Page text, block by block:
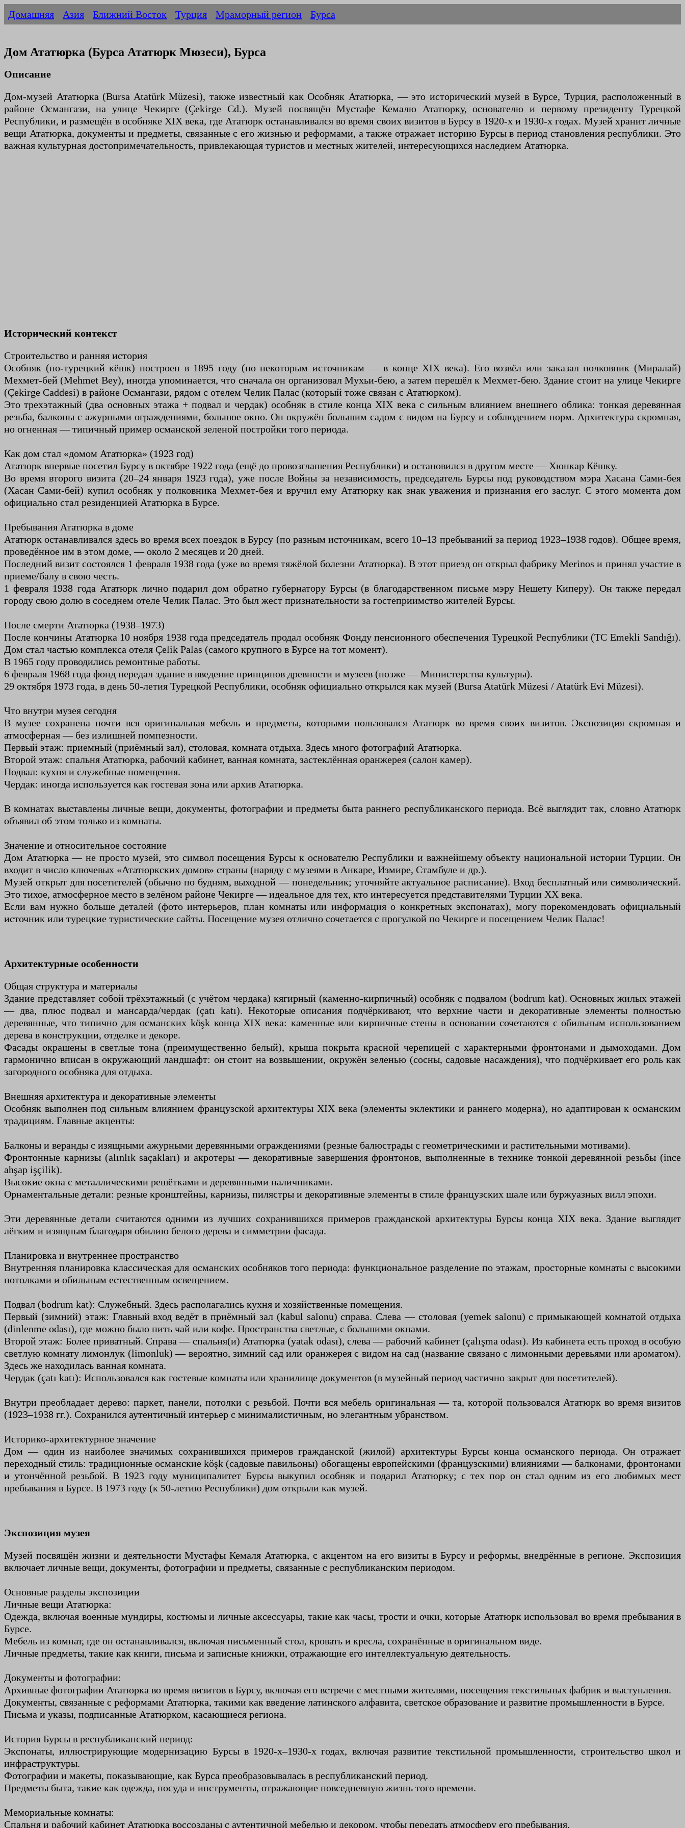
Домашняя Азия Ближний Восток Турция Мраморный регион Бурса
Дом Ататюрка (Бурса Ататюрк Мюзеси), Бурса
Описание
Дом-музей Ататюрка (Bursa Atatürk Müzesi), также известный как Особняк Ататюрка, — это исторический музей в Бурсе, Турция, расположенный в
районе Османгази, на улице Чекирге (Çekirge Cd.). Музей посвящён Мустафе Кемалю Ататюрку, основателю и первому президенту Турецкой
Республики, и размещён в особняке XIX века, где Ататюрк останавливался во время своих визитов в Бурсу в 1920-х и 1930-х годах. Музей хранит личные
вещи Ататюрка, документы и предметы, связанные с его жизнью и реформами, а также отражает историю Бурсы в период становления республики. Это
важная культурная достопримечательность, привлекающая туристов и местных жителей, интересующихся наследием Ататюрка.
Исторический контекст
Строительство и ранняя история
Особняк (по-турецкий кёшк) построен в 1895 году (по некоторым источникам — в конце XIX века). Его возвёл или заказал полковник (Миралай)
Мехмет-бей (Mehmet Bey), иногда упоминается, что сначала он организовал Мухьи-бею, а затем перешёл к Мехмет-бею. Здание стоит на улице Чекирге
(Çekirge Caddesi) в районе Османгази, рядом с отелем Челик Палас (который тоже связан с Ататюрком).
Это трехэтажный (два основных этажа + подвал и чердак) особняк в стиле конца XIX века с сильным влиянием внешнего облика: тонкая деревянная
резьба, балконы с ажурными ограждениями, большое окно. Он окружён большим садом с видом на Бурсу и соблюдением норм. Архитектура скромная,
но огненная — типичный пример османской зеленой постройки того периода.
Как дом стал «домом Ататюрка» (1923 год)
Ататюрк впервые посетил Бурсу в октябре 1922 года (ещё до провозглашения Республики) и остановился в другом месте — Хюнкар Кёшку.
Во время второго визита (20–24 января 1923 года), уже после Войны за независимость, председатель Бурсы под руководством мэра Хасана Сами-бея
(Хасан Сами-бей) купил особняк у полковника Мехмет-бея и вручил ему Ататюрку как знак уважения и признания его заслуг. С этого момента дом
официально стал резиденцией Ататюрка в Бурсе.
Пребывания Ататюрка в доме
Ататюрк останавливался здесь во время всех поездок в Бурсу (по разным источникам, всего 10–13 пребываний за период 1923–1938 годов). Общее время,
проведённое им в этом доме, — около 2 месяцев и 20 дней.
Последний визит состоялся 1 февраля 1938 года (уже во время тяжёлой болезни Ататюрка). В этот приезд он открыл фабрику Merinos и принял участие в
приеме/балу в свою честь.
1 февраля 1938 года Ататюрк лично подарил дом обратно губернатору Бурсы (в благодарственном письме мэру Нешету Киперу). Он также передал
городу свою долю в соседнем отеле Челик Палас. Это был жест признательности за гостеприимство жителей Бурсы.
После смерти Ататюрка (1938–1973)
После кончины Ататюрка 10 ноября 1938 года председатель продал особняк Фонду пенсионного обеспечения Турецкой Республики (TC Emekli Sandığı).
Дом стал частью комплекса отеля Çelik Palas (самого крупного в Бурсе на тот момент).
В 1965 году проводились ремонтные работы.
6 февраля 1968 года фонд передал здание в введение принципов древности и музеев (позже — Министерства культуры).
29 октября 1973 года, в день 50-летия Турецкой Республики, особняк официально открылся как музей (Bursa Atatürk Müzesi / Atatürk Evi Müzesi).
Что внутри музея сегодня
В музее сохранена почти вся оригинальная мебель и предметы, которыми пользовался Ататюрк во время своих визитов. Экспозиция скромная и
атмосферная — без излишней помпезности.
Первый этаж: приемный (приёмный зал), столовая, комната отдыха. Здесь много фотографий Ататюрка.
Второй этаж: спальня Ататюрка, рабочий кабинет, ванная комната, застеклённая оранжерея (салон камер).
Подвал: кухня и служебные помещения.
Чердак: иногда используется как гостевая зона или архив Ататюрка.
В комнатах выставлены личные вещи, документы, фотографии и предметы быта раннего республиканского периода. Всё выглядит так, словно Ататюрк
объявил об этом только из комнаты.
Значение и относительное состояние
Дом Ататюрка — не просто музей, это символ посещения Бурсы к основателю Республики и важнейшему объекту национальной истории Турции. Он
входит в число ключевых «Ататюркских домов» страны (наряду с музеями в Анкаре, Измире, Стамбуле и др.).
Музей открыт для посетителей (обычно по будням, выходной — понедельник; уточняйте актуальное расписание). Вход бесплатный или символический.
Это тихое, атмосферное место в зелёном районе Чекирге — идеальное для тех, кто интересуется представителями Турции XX века.
Если вам нужно больше деталей (фото интерьеров, план комнаты или информация о конкретных экспонатах), могу порекомендовать официальный
источник или турецкие туристические сайты. Посещение музея отлично сочетается с прогулкой по Чекирге и посещением Челик Палас!
Архитектурные особенности
Общая структура и материалы
Здание представляет собой трёхэтажный (с учётом чердака) кягирный (каменно-кирпичный) особняк с подвалом (bodrum kat). Основных жилых этажей
— два, плюс подвал и мансарда/чердак (çatı katı). Некоторые описания подчёркивают, что верхние части и декоративные элементы полностью
деревянные, что типично для османских köşk конца XIX века: каменные или кирпичные стены в основании сочетаются с обильным использованием
дерева в конструкции, отделке и декоре.
Фасады окрашены в светлые тона (преимущественно белый), крыша покрыта красной черепицей с характерными фронтонами и дымоходами. Дом
гармонично вписан в окружающий ландшафт: он стоит на возвышении, окружён зеленью (сосны, садовые насаждения), что подчёркивает его роль как
загородного особняка для отдыха.
Внешняя архитектура и декоративные элементы
Особняк выполнен под сильным влиянием французской архитектуры XIX века (элементы эклектики и раннего модерна), но адаптирован к османским
традициям. Главные акценты:
Балконы и веранды с изящными ажурными деревянными ограждениями (резные балюстрады с геометрическими и растительными мотивами).
Фронтонные карнизы (alınlık saçakları) и акротеры — декоративные завершения фронтонов, выполненные в технике тонкой деревянной резьбы (ince
ahşap işçilik).
Высокие окна с металлическими решётками и деревянными наличниками.
Орнаментальные детали: резные кронштейны, карнизы, пилястры и декоративные элементы в стиле французских шале или буржуазных вилл эпохи.
Эти деревянные детали считаются одними из лучших сохранившихся примеров гражданской архитектуры Бурсы конца XIX века. Здание выглядит
лёгким и изящным благодаря обилию белого дерева и симметрии фасада.
Планировка и внутреннее пространство
Внутренняя планировка классическая для османских особняков того периода: функциональное разделение по этажам, просторные комнаты с высокими
потолками и обильным естественным освещением.
Подвал (bodrum kat): Служебный. Здесь располагались кухня и хозяйственные помещения.
Первый (зимний) этаж: Главный вход ведёт в приёмный зал (kabul salonu) справа. Слева — столовая (yemek salonu) с примыкающей комнатой отдыха
(dinlenme odası), где можно было пить чай или кофе. Пространства светлые, с большими окнами.
Второй этаж: Более приватный. Справа — спальня(и) Ататюрка (yatak odası), слева — рабочий кабинет (çalışma odası). Из кабинета есть проход в особую
светлую комнату лимонлук (limonluk) — вероятно, зимний сад или оранжерея с видом на сад (название связано с лимонными деревьями или ароматом).
Здесь же находилась ванная комната.
Чердак (çatı katı): Использовался как гостевые комнаты или хранилище документов (в музейный период частично закрыт для посетителей).
Внутри преобладает дерево: паркет, панели, потолки с резьбой. Почти вся мебель оригинальная — та, которой пользовался Ататюрк во время визитов
(1923–1938 гг.). Сохранился аутентичный интерьер с минималистичным, но элегантным убранством.
Историко-архитектурное значение
Дом — один из наиболее значимых сохранившихся примеров гражданской (жилой) архитектуры Бурсы конца османского периода. Он отражает
переходный стиль: традиционные османские köşk (садовые павильоны) обогащены европейскими (французскими) влияниями — балконами, фронтонами
и утончённой резьбой. В 1923 году муниципалитет Бурсы выкупил особняк и подарил Ататюрку; с тех пор он стал одним из его любимых мест
пребывания в Бурсе. В 1973 году (к 50-летию Республики) дом открыли как музей.
Экспозиция музея
Музей посвящён жизни и деятельности Мустафы Кемаля Ататюрка, с акцентом на его визиты в Бурсу и реформы, внедрённые в регионе. Экспозиция
включает личные вещи, документы, фотографии и предметы, связанные с республиканским периодом.
Основные разделы экспозиции
Личные вещи Ататюрка:
Одежда, включая военные мундиры, костюмы и личные аксессуары, такие как часы, трости и очки, которые Ататюрк использовал во время пребывания в
Бурсе.
Мебель из комнат, где он останавливался, включая письменный стол, кровать и кресла, сохранённые в оригинальном виде.
Личные предметы, такие как книги, письма и записные книжки, отражающие его интеллектуальную деятельность.
Документы и фотографии:
Архивные фотографии Ататюрка во время визитов в Бурсу, включая его встречи с местными жителями, посещения текстильных фабрик и выступления.
Документы, связанные с реформами Ататюрка, такими как введение латинского алфавита, светское образование и развитие промышленности в Бурсе.
Письма и указы, подписанные Ататюрком, касающиеся региона.
История Бурсы в республиканский период:
Экспонаты, иллюстрирующие модернизацию Бурсы в 1920-х–1930-х годах, включая развитие текстильной промышленности, строительство школ и
инфраструктуры.
Фотографии и макеты, показывающие, как Бурса преобразовывалась в республиканский период.
Предметы быта, такие как одежда, посуда и инструменты, отражающие повседневную жизнь того времени.
Мемориальные комнаты:
Спальня и рабочий кабинет Ататюрка воссозданы с аутентичной мебелью и декором, чтобы передать атмосферу его пребывания.